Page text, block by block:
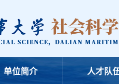
单位简介 人才队